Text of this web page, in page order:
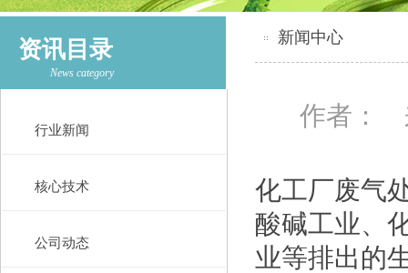
资讯目录
News category
行业新闻
核心技术
公司动态
新闻中心
作者：
化工厂废气
酸碱工业、
业等排出的